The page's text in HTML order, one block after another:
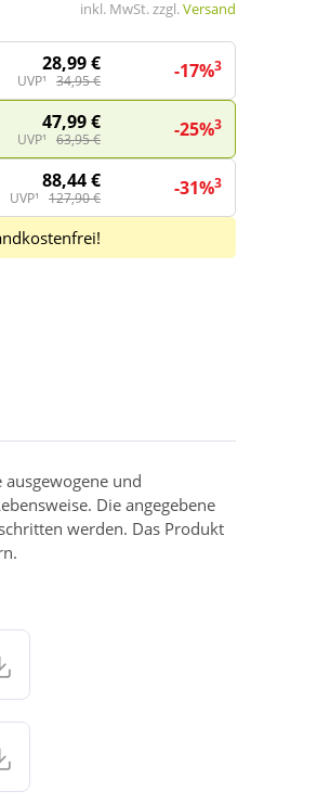
inkl. MwSt. zzgl.Versand
28,99 €
UVP¹ 34,95 € -17%3
47,99 €
UVP¹ 63,95 € -25%3
88,44 €
UVP¹ 127,90 € -31%3
und
Die angegebene
werden. Das Produkt